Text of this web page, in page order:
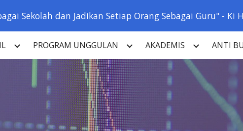
main content Skip to navigation
Sekolah dan Jadikan Setiap Orang Sebagai Guru" - Ki
PROGRAM UNGGULAN AKADEMIS ANTI